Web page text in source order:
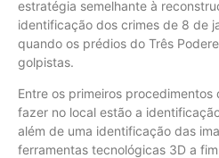
estratégia semelhante à
identificação dos crimes de 8 de
quando os prédios do Três
golpistas.
Entre os primeiros
fazer no local estão a
além de uma identificação das
ferramentas tecnológicas 3D a